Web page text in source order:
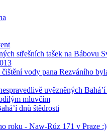
střešních tašek na Bábovu
vody pana Rezváního
uvězněných
mluvčím
dnů štědrosti
roku - Naw-Rúz 171 v Praze :)